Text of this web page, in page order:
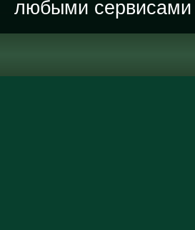
любыми сервисами